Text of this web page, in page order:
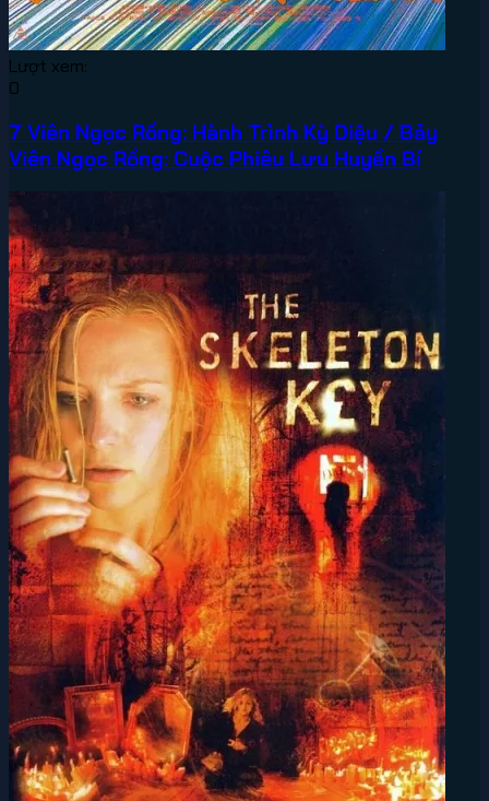
Lượt xem:
0
7 Viên Ngọc Rồng: Hành Trình Kỳ Diệu / Bảy
Viên Ngọc Rồng: Cuộc Phiêu Lưu Huyền Bí